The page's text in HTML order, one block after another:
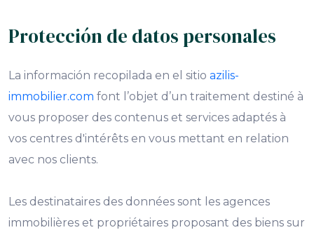
Protección de datos personales
La información recopilada en el sitio azilis-
immobilier.com font l’objet d’un traitement destiné à
vous proposer des contenus et services adaptés à
vos centres d'intérêts en vous mettant en relation
avec nos clients.
Les destinataires des données sont les agences
immobilières et propriétaires proposant des biens sur